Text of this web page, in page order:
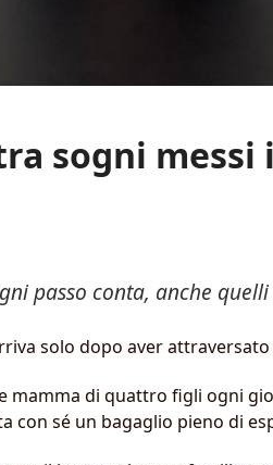
sogni messi
passo conta, anche
solo dopo aver
di quattro figli ogni
con sé un bagaglio pieno di